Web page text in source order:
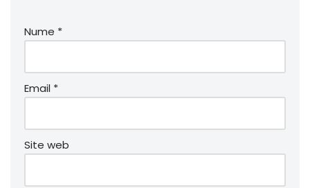
Nume *
Email *
Site web